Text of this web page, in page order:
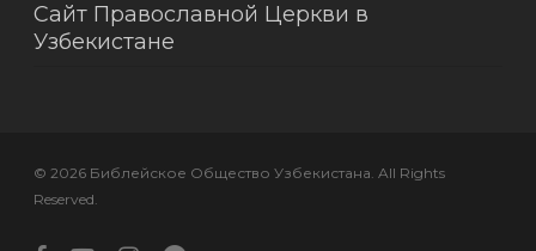
Сайт Православной Церкви в
Узбекистане
© 2026 Библейское Общество Узбекистана. All Rights
Reserved.